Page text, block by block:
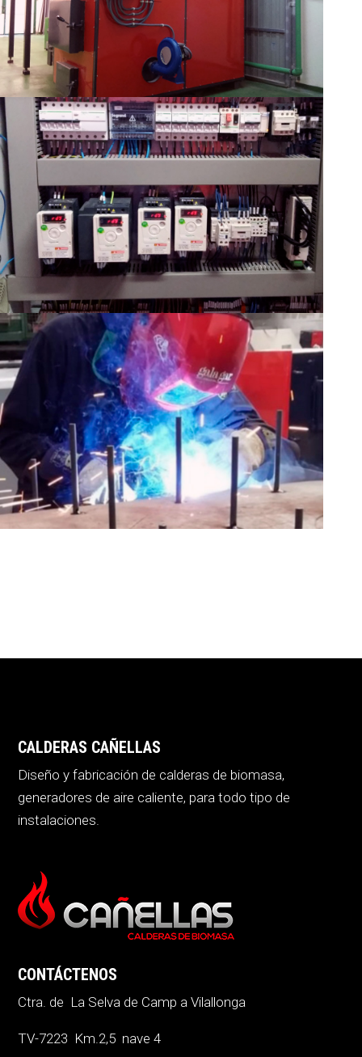
CALDERAS CAÑELLAS
Diseño y fabricación de calderas de biomasa,
generadores de aire caliente, para todo tipo de
instalaciones.
CONTÁCTENOS
Ctra. de La Selva de Camp a Vilallonga
TV-7223 Km.2,5 nave 4